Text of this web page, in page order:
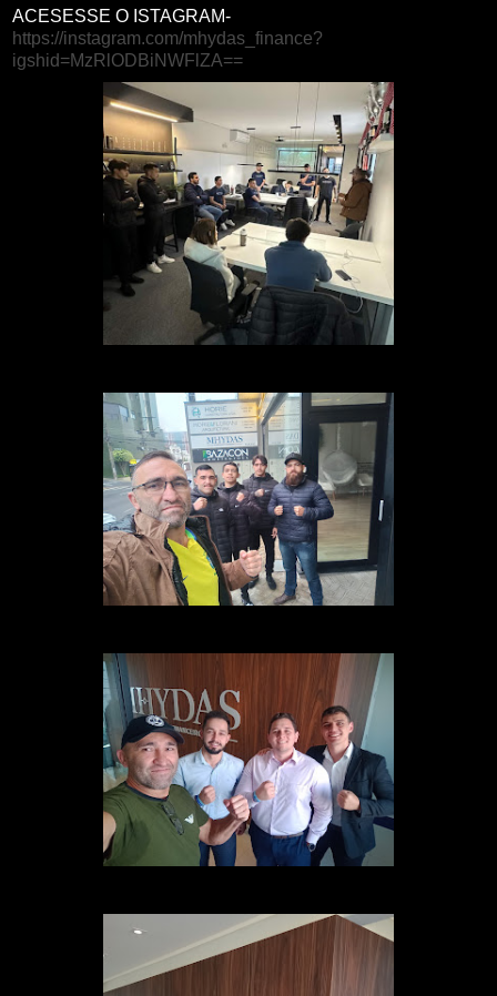
ACESESSE O ISTAGRAM-
https://instagram.com/mhydas_finance?
igshid=MzRlODBiNWFlZA==